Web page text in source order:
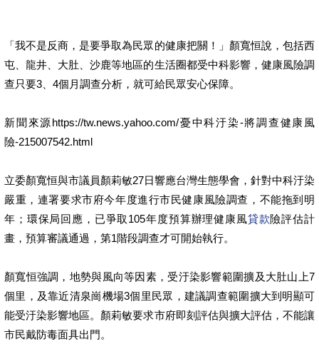
「我不是反商，是要爭取為民眾的健康把關！」顏寬恒說，包括西
屯、龍井、大肚、沙鹿等地區的生活圈都受中科影響，健康風險調
查只要3、4個月調查分析，就可給民眾安心保障。
新聞來源https://tw.news.yahoo.com/憂中科汙染-將調查健康風
險-215007542.html
立委顏寬恒與市議員顏莉敏27日響應台灣生態學會，針對中科汙染
嚴重，連署要求市府今年度進行市民健康風險調查，不能拖到明
年；環保局回應，已爭取105年度預算辦理健康風貸款險評估計
畫，預算審議通過，第1階段調查才可開始執行。
顏寬恒強調，地勢與風向等因素，受汙染影響範圍擴及大肚山上7
個里，及靠近清泉崗機場3個里民眾，建議調查範圍擴大到明顯可
能受汙染影響地區。顏莉敏要求市府即刻評估與擴大評估，不能讓
市民戴防毒面具出門。